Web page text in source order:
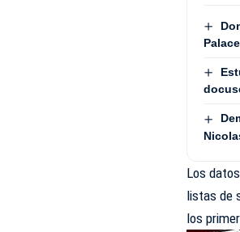
Palace
Los
listas de
los